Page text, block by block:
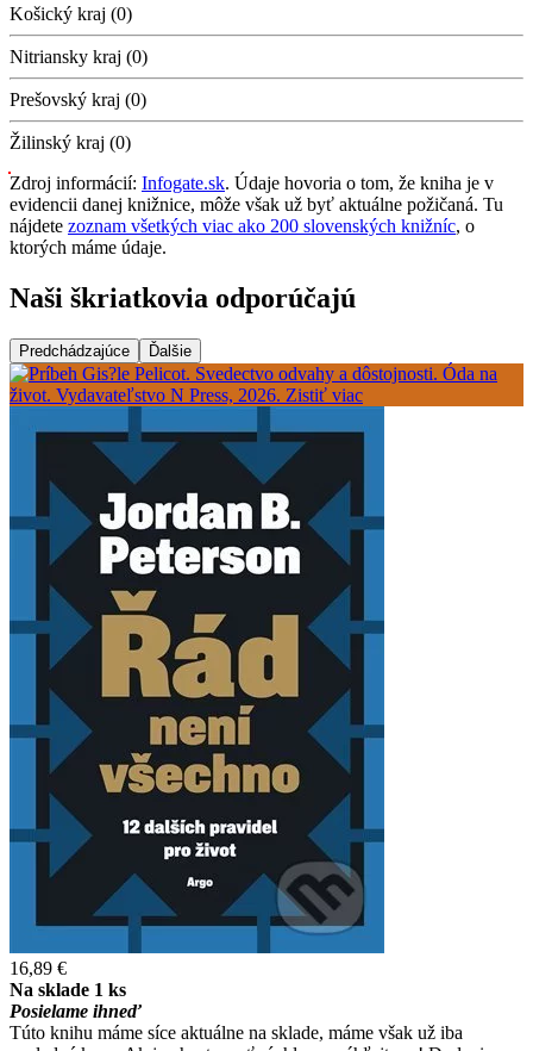
Košický kraj (0)
Nitriansky kraj (0)
Prešovský kraj (0)
Žilinský kraj (0)
Zdroj informácií: Infogate.sk. Údaje hovoria o tom, že kniha je v
evidencii danej knižnice, môže však už byť aktuálne požičaná. Tu
nájdete zoznam všetkých viac ako 200 slovenských knižníc, o
ktorých máme údaje.
Naši škriatkovia odporúčajú
Predchádzajúce Ďalšie
16,89 €
Na sklade 1 ks
Posielame ihneď
Túto knihu máme síce aktuálne na sklade, máme však už iba